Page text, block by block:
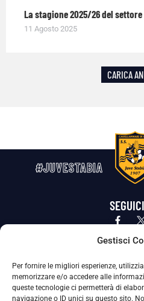
Gestisci
Per fornire le migliori esperienze,
memorizzare e/o accedere alle
queste tecnologie ci permetterà di
navigazione o ID unici su questo sito.
La stagione 2025/26 del
11 Agosto 2025
CARICA
#JUVESTABIA
Privacy Policy Cookie
La Società ha nominato il Responsabile della Protezione dei Dati
adottate dalla nostra Società per